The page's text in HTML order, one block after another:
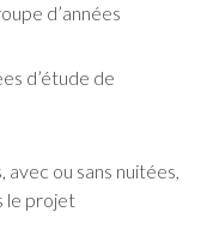
d’années
d’étude de
avec ou sans nuitées,
le projet